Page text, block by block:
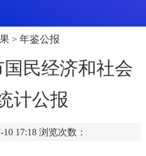
> 年鉴公报
民经济和社会
计公报
10 17:18 浏览次数：